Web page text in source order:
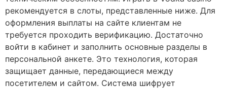
рекомендуется в слоты, представленные ниже. Для
оформления выплаты на сайте клиентам не
требуется проходить верификацию. Достаточно
войти в кабинет и заполнить основные разделы в
персональной анкете. Это технология, которая
защищает данные, передающиеся между
посетителем и сайтом. Система шифрует